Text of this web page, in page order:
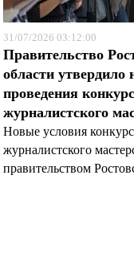
31/07/2026 03:12:00
Правительство
области утвердило
проведения
журналистского
Новые условия
журналистского
правительством